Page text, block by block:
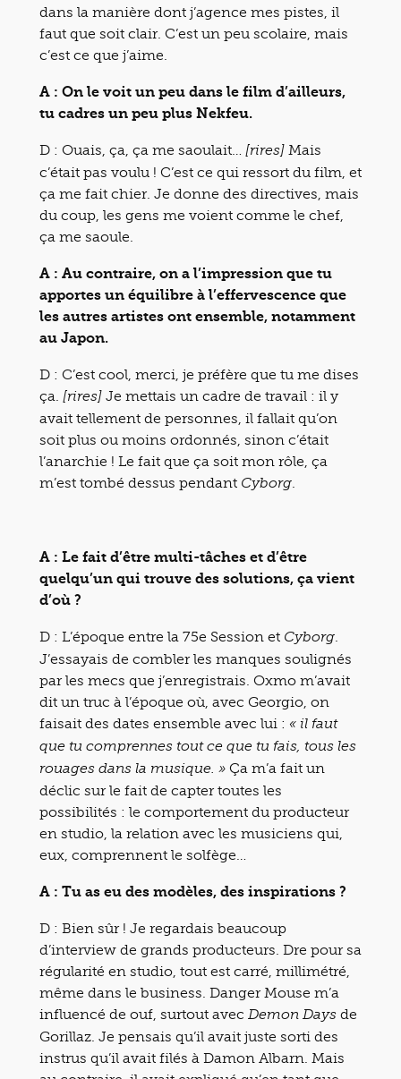
dans la manière dont j’agence mes pistes, il
faut que soit clair. C’est un peu scolaire, mais
c’est ce que j’aime.
A : On le voit un peu dans le film d’ailleurs,
tu cadres un peu plus Nekfeu.
D : Ouais, ça, ça me saoulait… [rires] Mais
c’était pas voulu ! C’est ce qui ressort du film, et
ça me fait chier. Je donne des directives, mais
du coup, les gens me voient comme le chef,
ça me saoule.
A : Au contraire, on a l’impression que tu
apportes un équilibre à l’effervescence que
les autres artistes ont ensemble, notamment
au Japon.
D : C’est cool, merci, je préfère que tu me dises
ça.
[rires] Je mettais un cadre de travail : il y
avait tellement de personnes, il fallait qu’on
soit plus ou moins ordonnés, sinon c’était
l’anarchie ! Le fait que ça soit mon rôle, ça
m’est tombé dessus pendant Cyborg
A : Le fait d’être multi-tâches et d’être
quelqu’un qui trouve des solutions, ça vient
d’où ?
D : L’époque entre la 75e Session et Cyborg
J’essayais de combler les manques soulignés
par les mecs que j’enregistrais. Oxmo m’avait
dit un truc à l’époque où, avec Georgio, on
faisait des dates ensemble avec lui : « il faut
que tu comprennes tout ce que tu fais, tous les
rouages dans la musique. » Ça m’a fait un
déclic sur le fait de capter toutes les
possibilités : le comportement du producteur
en studio, la relation avec les musiciens qui,
eux, comprennent le solfège…
A : Tu as eu des modèles, des inspirations ?
D : Bien sûr ! Je regardais beaucoup
d’interview de grands producteurs. Dre pour sa
régularité en studio, tout est carré, millimétré,
même dans le business. Danger Mouse m’a
influencé de ouf, surtout avec Demon Days de
Gorillaz. Je pensais qu’il avait juste sorti des
instrus qu’il avait filés à Damon Albarn. Mais